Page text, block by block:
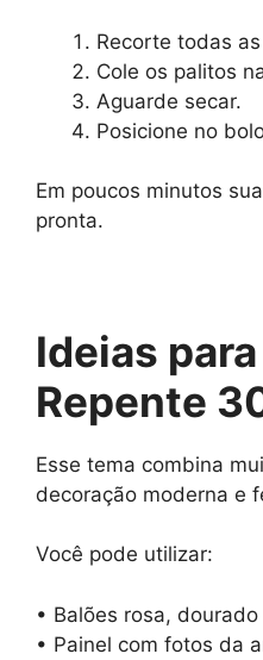
Recorte todas
Cole os palitos
Aguarde secar.
Posicione no
Em poucos minutos
pronta.
Ideias
Repente
Esse tema combina
decoração moderna e
Você pode utilizar:
• Balões rosa,
• Painel com fotos da